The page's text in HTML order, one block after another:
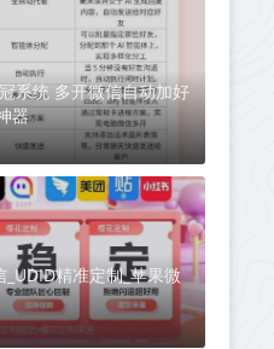
系统 多开微信自动加好
器
精准定制_苹果微